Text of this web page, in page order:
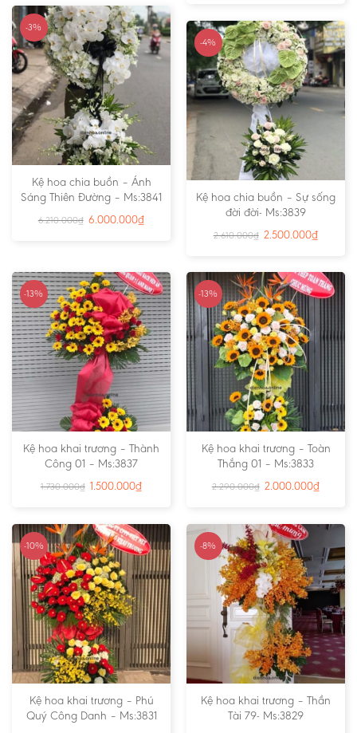
-3%
Kệ hoa chia buồn – Ánh
Sáng Thiên Đường – Ms:3841
6.210.000₫ 6.000.000₫
-4%
Kệ hoa chia buồn – Sự sống
đời đời- Ms:3839
2.610.000₫ 2.500.000₫
-13%
Kệ hoa khai trương – Thành
Công 01 – Ms:3837
1.730.000₫ 1.500.000₫
-13%
Kệ hoa khai trương – Toàn
Thắng 01 – Ms:3833
2.290.000₫ 2.000.000₫
-10%
Kệ hoa khai trương – Phú
Quý Công Danh – Ms:3831
-8%
Kệ hoa khai trương – Thần
Tài 79- Ms:3829